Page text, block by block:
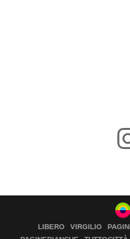
LIBERO VIRGILIO